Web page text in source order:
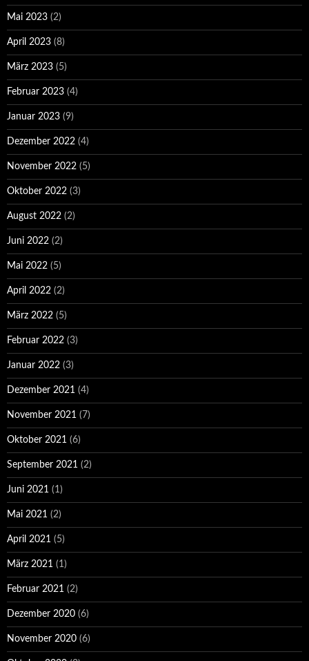
Mai 2023 (2)
April 2023 (8)
März 2023 (5)
Februar 2023 (4)
Januar 2023 (9)
Dezember 2022 (4)
November 2022 (5)
Oktober 2022 (3)
August 2022 (2)
Juni 2022 (2)
Mai 2022 (5)
April 2022 (2)
März 2022 (5)
Februar 2022 (3)
Januar 2022 (3)
Dezember 2021 (4)
November 2021 (7)
Oktober 2021 (6)
September 2021 (2)
Juni 2021 (1)
Mai 2021 (2)
April 2021 (5)
März 2021 (1)
Februar 2021 (2)
Dezember 2020 (6)
November 2020 (6)